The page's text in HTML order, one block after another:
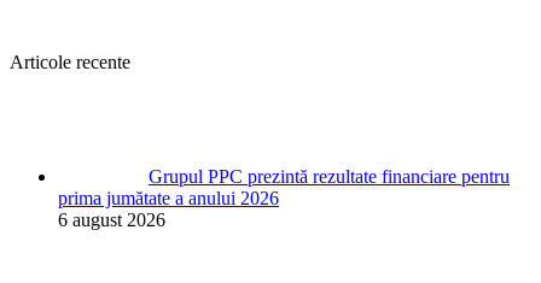
Articole recente
Grupul PPC prezintă rezultate financiare pentru
prima jumătate a anului 2026
6 august 2026